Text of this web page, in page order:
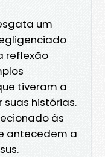
um
reflexão
tiveram a
histórias.
às
antecedem a